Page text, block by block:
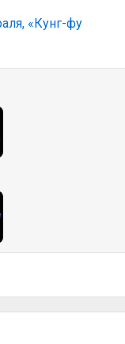
«Кунг-фу